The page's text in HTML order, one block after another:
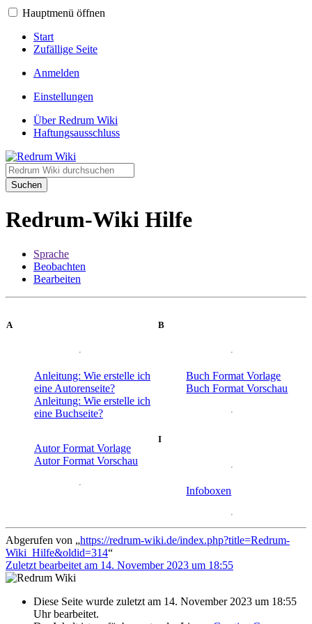
Hauptmenü öffnen
Start
Zufällige Seite
Anmelden
Einstellungen
Über Redrum Wiki
Haftungsausschluss
Suchen
Redrum-Wiki Hilfe
Sprache
Beobachten
Bearbeiten
A
Anleitung: Wie erstelle ich
eine Autorenseite?
Anleitung: Wie erstelle ich
eine Buchseite?
Autor Format Vorlage
Autor Format Vorschau
B
Buch Format Vorlage
Buch Format Vorschau
I
Infoboxen
Abgerufen von „https://redrum-wiki.de/index.php?title=Redrum-
Wiki_Hilfe&oldid=314“
Zuletzt bearbeitet am 14. November 2023 um 18:55
Diese Seite wurde zuletzt am 14. November 2023 um 18:55
Uhr bearbeitet.